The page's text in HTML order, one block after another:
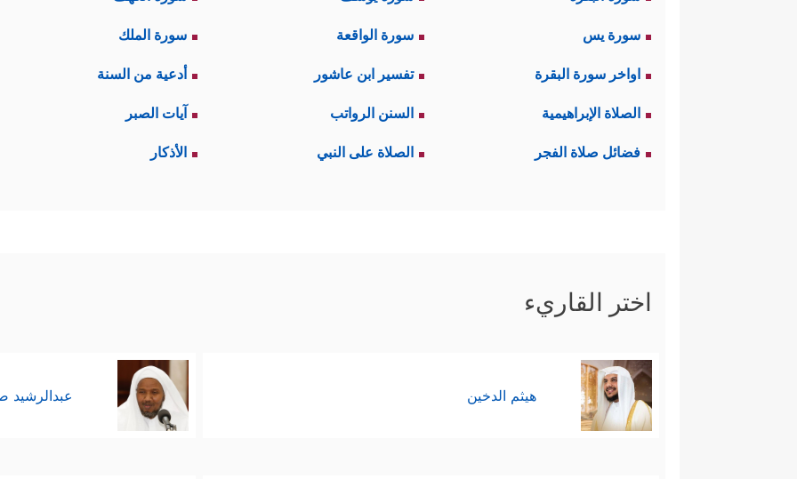
سورة يس سورة الواقعة سورة الملك
اواخر سورة البقرة تفسير ابن عاشور أدعية من السنة
الصلاة الإبراهيمية السنن الرواتب آيات الصبر
فضائل صلاة الفجر الصلاة على النبي الأذكار
اختر القاريء
هيثم الدخين عبدالرشيد